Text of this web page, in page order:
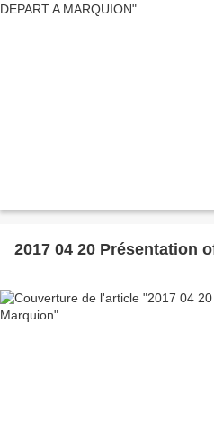
2017 04 20 Présentation